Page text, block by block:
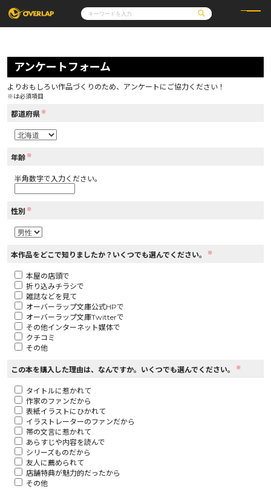
コミック
コミックガルド
コミッククリエ
LiQulle
ラブパルフェ
ライトノベル
ロサージュノベルス
その他
コミックエッセイ
通販・NEWS
OVERLAP STORE
アクセス
オーバーラップホールディングス
アンケートフォーム
よりおもしろい作品づくりのため、アンケートにご協力ください！
※は必須項目
都道府県 ※
年齢 ※
半角数字で入力ください。
性別 ※
本作品をどこで知りましたか？いくつでも選んでください。 ※
本屋の店頭で
折り込みチラシで
雑誌などを見て
オーバーラップ文庫公式HPで
オーバーラップ文庫Twitterで
その他インターネット媒体で
クチコミ
その他
この本を購入した理由は、なんですか。いくつでも選んでください。 ※
タイトルに惹かれて
作家のファンだから
表紙イラストにひかれて
イラストレーターのファンだから
帯の文言に惹かれて
あらすじや内容を読んで
シリーズものだから
友人に薦められて
店舗特典が魅力的だったから
その他